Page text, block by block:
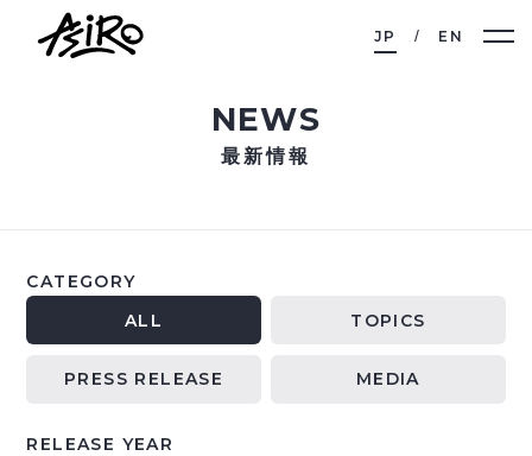
JP EN
NEWS
最新情報
CATEGORY
ALL
TOPICS
PRESS RELEASE MEDIA
RELEASE YEAR